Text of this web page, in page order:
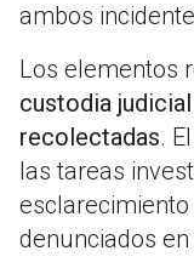
ambos
Los elementos
custodia
recolectadas.
las tareas
denunciados